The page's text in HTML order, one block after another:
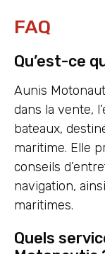
FAQ
Qu’est-ce
Aunis
dans la vente,
bateaux,
maritime. Elle
conseils
navigation,
maritimes.
Quels